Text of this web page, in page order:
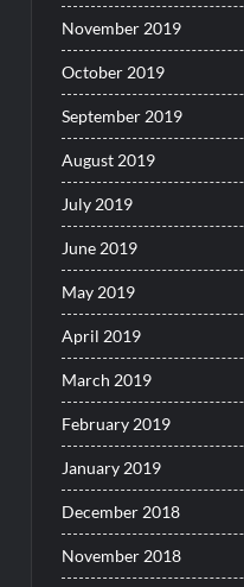
November 2019
October 2019
September 2019
August 2019
July 2019
June 2019
May 2019
April 2019
March 2019
February 2019
January 2019
December 2018
November 2018